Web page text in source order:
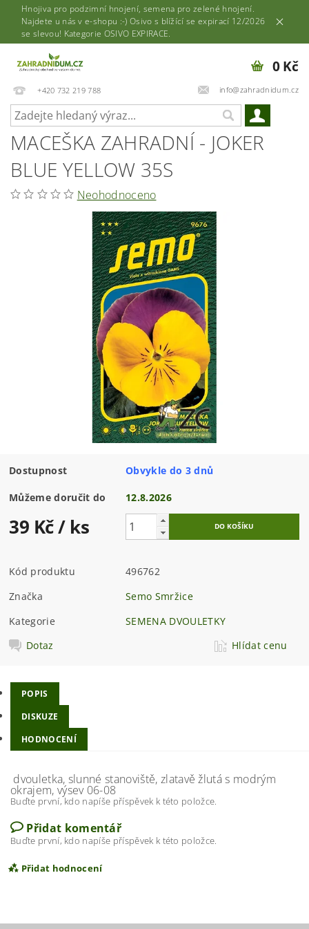
Hnojiva pro podzimní hnojení, semena pro zelené hnojení.
Najdete u nás v e-shopu :-) Osivo s blížící se expirací 12/2026
se slevou! Kategorie OSIVO EXPIRACE.
+420 732 219 788 info@zahradnidum.cz
0 Kč
MACEŠKA ZAHRADNÍ - JOKER
BLUE YELLOW 35S
Neohodnoceno
Dostupnost Obvykle do 3 dnů
Můžeme doručit do 12.8.2026
39 Kč/ ks
Kód produktu
496762
Značka
Semo Smržice
Kategorie
SEMENA DVOULETKY
Dotaz
Hlídat cenu
POPIS
DISKUZE
HODNOCENÍ
dvouletka, slunné stanoviště, zlatavě žlutá s modrým
okrajem, výsev 06-08
Buďte první, kdo napíše příspěvek k této položce.
Přidat komentář
Buďte první, kdo napíše příspěvek k této položce.
Přidat hodnocení